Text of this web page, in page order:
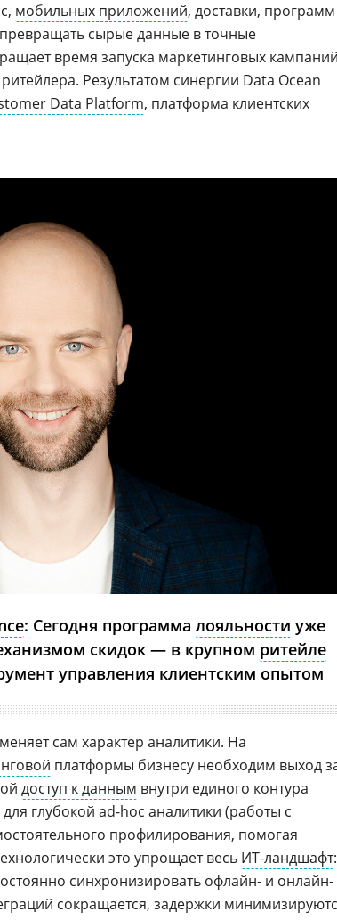
мобильных приложений, доставки, программ
сырые данные в точные
время запуска маркетинговых
Результатом синергии Data Ocean
Data Platform, платформа клиентских
: Сегодня программа лояльности уже
скидок — в крупном ритейле
управления клиентским опытом
сам характер аналитики. На
платформы бизнесу необходим выход
доступ к данным внутри единого контура
глубокой ad-hoc аналитики (работы с
профилирования, помогая
это упрощает весь ИТ-ландшафт:
синхронизировать офлайн- и онлайн-
сокращается, задержки